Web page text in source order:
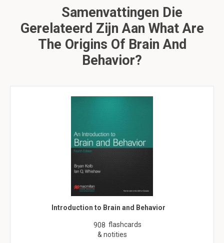
Samenvattingen Die
Gerelateerd Zijn Aan What Are
The Origins Of Brain And
Behavior?
Introduction to Brain and Behavior
908 flashcards
& notities